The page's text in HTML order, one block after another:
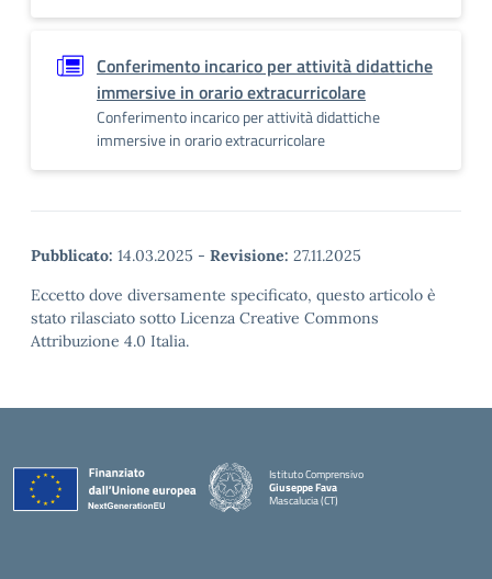
Conferimento incarico per attività didattiche
immersive in orario extracurricolare
Conferimento incarico per attività didattiche
immersive in orario extracurricolare
Pubblicato: 14.03.2025 - Revisione: 27.11.2025
Eccetto dove diversamente specificato, questo articolo è
stato rilasciato sotto Licenza Creative Commons
Attribuzione 4.0 Italia.
Istituto Comprensivo
Giuseppe Fava
Mascalucia (CT)